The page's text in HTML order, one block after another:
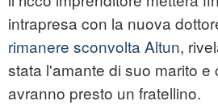
intrapresa con la nuova
rimanere sconvolta Altun,
stata l'amante di suo marito
avranno presto un fratellino.